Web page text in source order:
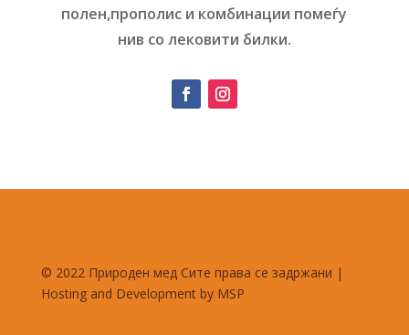
полен,прополис и комбинации помеѓу
нив со лековити билки.
© 2022 Природен мед Сите права се задржани |
Hosting and Development by MSP